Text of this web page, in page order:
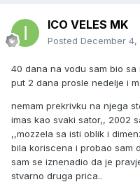
ICO VELES MK
Posted December 4,
40 dana na vodu sam bio
put 2 dana prosle nedelje i
nemam prekrivku na njega
imas kao svaki sator,, 2002
,,mozzela sa isti oblik i
bila koriscena i probao sam
sam se iznenadio da je
stvarno druga prica..